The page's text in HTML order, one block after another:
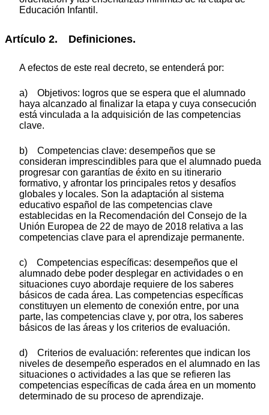
Educación Infantil.
Artículo 2. Definiciones.
A efectos de este real decreto, se entenderá por:
a) Objetivos: logros que se espera que el alumnado
haya alcanzado al finalizar la etapa y cuya consecución
está vinculada a la adquisición de las competencias
clave.
b) Competencias clave: desempeños que se
consideran imprescindibles para que el alumnado pueda
progresar con garantías de éxito en su itinerario
formativo, y afrontar los principales retos y desafíos
globales y locales. Son la adaptación al sistema
educativo español de las competencias clave
establecidas en la Recomendación del Consejo de la
Unión Europea de 22 de mayo de 2018 relativa a las
competencias clave para el aprendizaje permanente.
c) Competencias específicas: desempeños que el
alumnado debe poder desplegar en actividades o en
situaciones cuyo abordaje requiere de los saberes
básicos de cada área. Las competencias específicas
constituyen un elemento de conexión entre, por una
parte, las competencias clave y, por otra, los saberes
básicos de las áreas y los criterios de evaluación.
d) Criterios de evaluación: referentes que indican los
niveles de desempeño esperados en el alumnado en las
situaciones o actividades a las que se refieren las
competencias específicas de cada área en un momento
determinado de su proceso de aprendizaje.